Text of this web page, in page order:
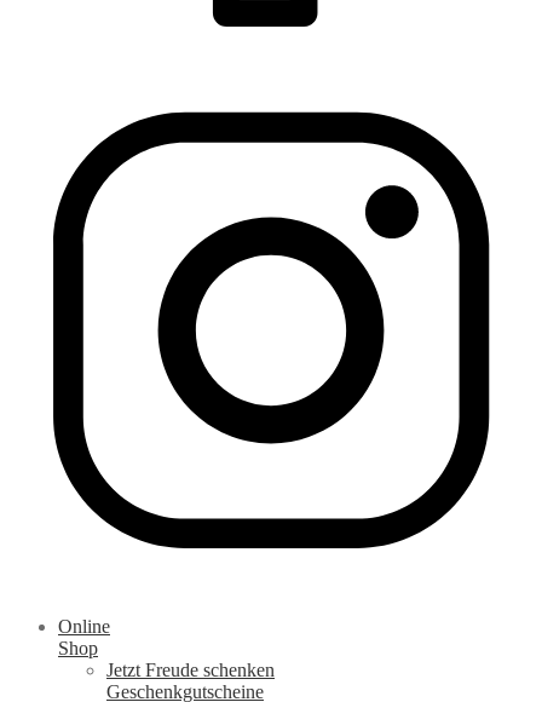
Online
Shop
Jetzt Freude schenken
Geschenkgutscheine